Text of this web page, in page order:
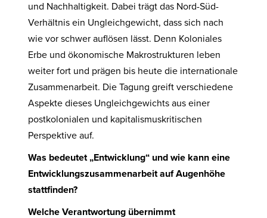
und Nachhaltigkeit. Dabei trägt das Nord-Süd-
Verhältnis ein Ungleichgewicht, dass sich nach
wie vor schwer auflösen lässt. Denn Koloniales
Erbe und ökonomische Makrostrukturen leben
weiter fort und prägen bis heute die internationale
Zusammenarbeit. Die Tagung greift verschiedene
Aspekte dieses Ungleichgewichts aus einer
postkolonialen und kapitalismuskritischen
Perspektive auf.
Was bedeutet „Entwicklung“ und wie kann eine
Entwicklungszusammenarbeit auf Augenhöhe
stattfinden?
Welche Verantwortung übernimmt